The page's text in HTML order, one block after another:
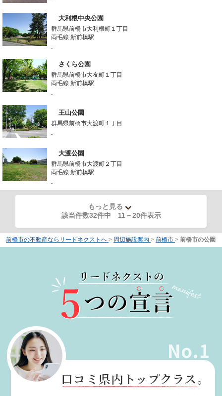
大利根中央公園
群馬県前橋市大利根町１丁目
両毛線 新前橋駅
-
さくら公園
群馬県前橋市大友町１丁目
両毛線 新前橋駅
-
王山公園
群馬県前橋市大渡町１丁目
-
大渡公園
群馬県前橋市大渡町２丁目
両毛線 新前橋駅
-
もっと見る
該当件数32件中 11－20件表示
前橋市の不動産ならリードネクストへ > 周辺施設案内 > 前橋市 > 前橋市の公園
No.1
口コミ県内トップクラス。